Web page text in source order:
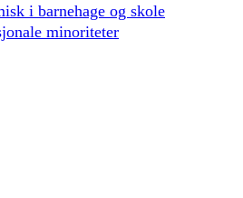
i barnehage og skole
minoriteter